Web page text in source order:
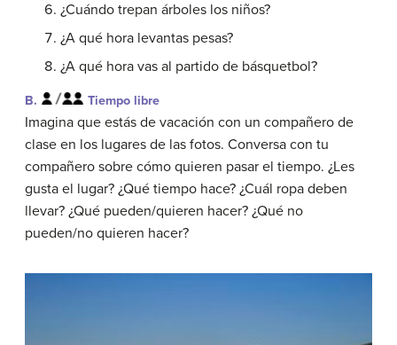
¿Cuándo trepan árboles los niños?
¿A qué hora levantas pesas?
¿A qué hora vas al partido de básquetbol?
B. Tiempo libre
Imagina que estás de vacación con un compañero de
clase en los lugares de las fotos. Conversa con tu
compañero sobre cómo quieren pasar el tiempo. ¿Les
gusta el lugar? ¿Qué tiempo hace? ¿Cuál ropa deben
llevar? ¿Qué pueden/quieren hacer? ¿Qué no
pueden/no quieren hacer?